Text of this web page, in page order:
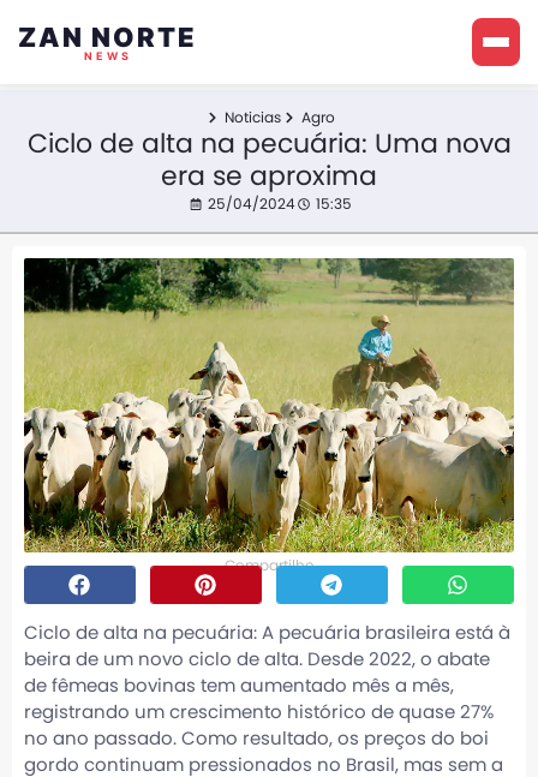
ZAN NORTE
NEWS
Noticias Agro
Ciclo de alta na pecuária: Uma nova
era se aproxima
25/04/2024 15:35
Compartilhe
Ciclo de alta na pecuária: A pecuária brasileira está à
beira de um novo ciclo de alta. Desde 2022, o abate
de fêmeas bovinas tem aumentado mês a mês,
registrando um crescimento histórico de quase 27%
no ano passado. Como resultado, os preços do boi
gordo continuam pressionados no Brasil, mas sem a